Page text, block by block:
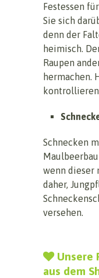
Festessen
Sie sich
denn der
heimisch.
Raupen
hermachen.
Schnecken
wenn dieser
daher,
versehen.
Unsere
aus dem